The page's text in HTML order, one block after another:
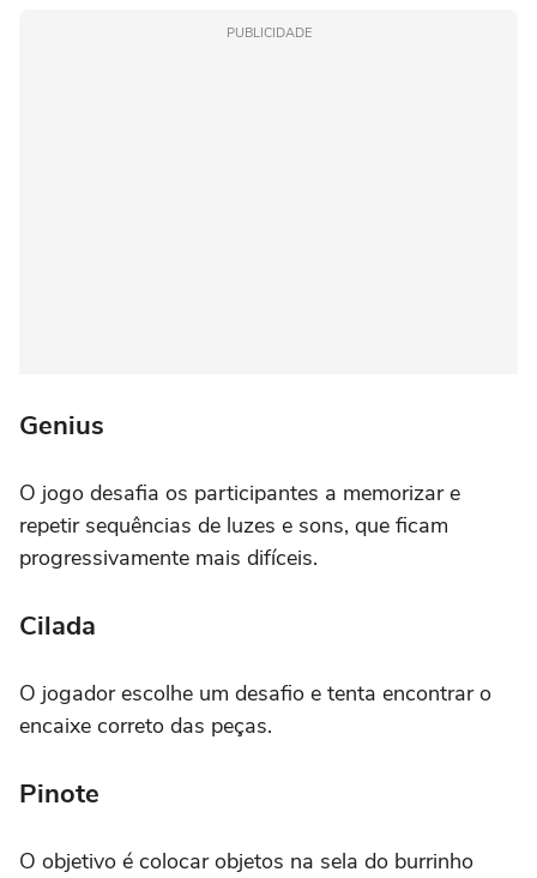
PUBLICIDADE
Genius
O jogo desafia os participantes a memorizar e
repetir sequências de luzes e sons, que ficam
progressivamente mais difíceis.
Cilada
O jogador escolhe um desafio e tenta encontrar o
encaixe correto das peças.
Pinote
O objetivo é colocar objetos na sela do burrinho